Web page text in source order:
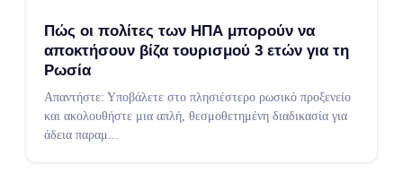
Πώς οι πολίτες των ΗΠΑ μπορούν να
αποκτήσουν βίζα τουρισμού 3 ετών για τη
Ρωσία
Απαντήστε: Υποβάλετε στο πλησιέστερο ρωσικό προξενείο
και ακολουθήστε μια απλή, θεσμοθετημένη διαδικασία για
άδεια παραμ...